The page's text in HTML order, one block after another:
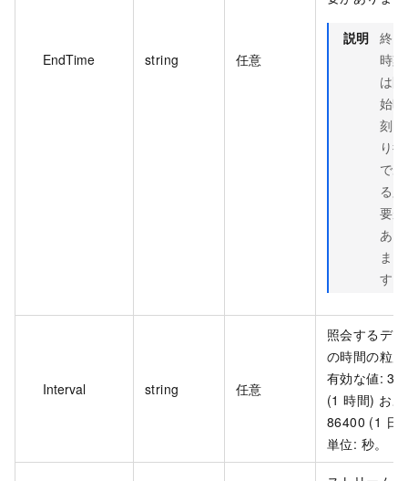
EndTime string 任意
説明 終了
時刻
は開
始時
刻よ
り後
であ
る必
要が
あり
ま
す。
Interval string 任意
照会するデ
の時間の粒
有効な値:
(1 時間) およ
86400 (1 日)
単位: 秒。